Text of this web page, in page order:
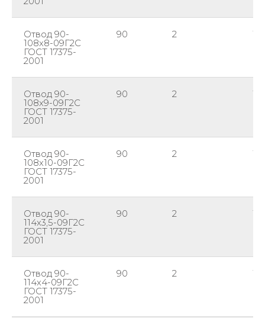
Отвод 90-
108х8-09Г2С
ГОСТ 17375-
2001
90 2
Отвод 90-
108х9-09Г2С
ГОСТ 17375-
2001
90 2
Отвод 90-
108х10-09Г2С
ГОСТ 17375-
2001
90 2
Отвод 90-
114х3,5-09Г2С
ГОСТ 17375-
2001
90 2 114
Отвод 90-
114х4-09Г2С
ГОСТ 17375-
2001
90 2 114